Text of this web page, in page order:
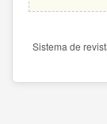
Sistema de